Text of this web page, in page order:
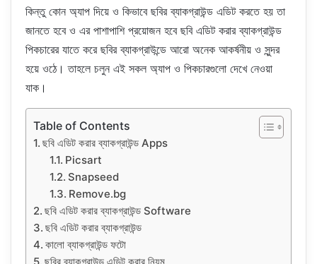
কিন্তু কোন অ্যাপ দিয়ে ও কিভাবে ছবির ব্যাকগ্রাউন্ড এডিট করতে হয় তা
জানতে হবে ও এর পাশাপাশি প্রয়োজন হবে ছবি এডিট করার ব্যাকগ্রাউন্ড
পিকচারের যাতে করে ছবির ব্যাকগ্রাউন্ডে আরো অনেক আকর্ষনীয় ও সুন্দর
হয়ে ওঠে। তাহলে চলুন এই সকল অ্যাপ ও পিকচারগুলো দেখে নেওয়া
যাক।
Table of Contents
ছবি এডিট করার ব্যাকগ্রাউন্ড Apps
Picsart
Snapseed
Remove.bg
ছবি এডিট করার ব্যাকগ্রাউন্ড Software
ছবি এডিট করার ব্যাকগ্রাউন্ড
কালো ব্যাকগ্রাউন্ড ফটো